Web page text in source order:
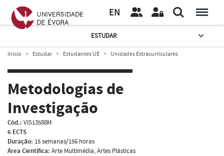
EN
ESTUDAR
Início Estudar Estudantes UÉ Unidades Extracurriculares
Metodologias de
Investigação
Cód.: VIS13588M
6 ECTS
Duração: 15 semanas/156 horas
Área Científica: Arte Multimédia, Artes Plásticas